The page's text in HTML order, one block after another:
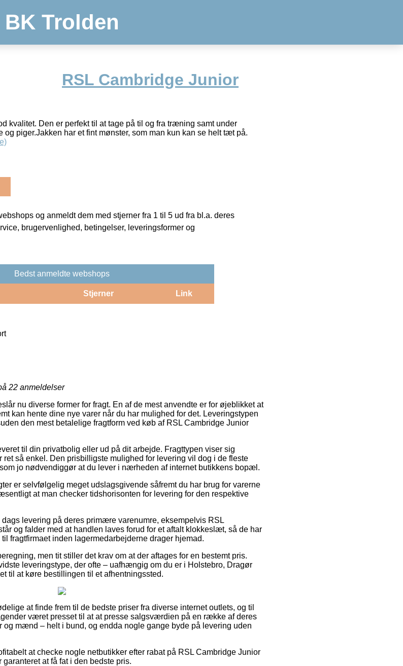
BK Trolden
RSL Cambridge Junior
kvalitet. Den er perfekt til at tage på til og fra træning samt under
piger.Jakken har et fint mønster, som man kun kan se helt tæt på.
og anmeldt dem med stjerner fra 1 til 5 ud fra bl.a. deres
brugervenlighed, betingelser, leveringsformer og
Bedst anmeldte webshops
Stjerner Link
22 anmeldelser
nu diverse former for fragt. En af de mest anvendte er for øjeblikket at
kan hente dine nye varer når du har mulighed for det. Leveringstypen
den mest betalelige fragtform ved køb af RSL Cambridge Junior
til din privatbolig eller ud på dit arbejde. Fragttypen viser sig
så enkel. Den prisbilligste mulighed for levering vil dog i de fleste
jo nødvendiggør at du lever i nærheden af internet butikkens bopæl.
er selvfølgelig meget udslagsgivende såfremt du har brug for varerne
at man checker tidshorisonten for levering for den respektive
levering på deres primære varenumre, eksempelvis RSL
og falder med at handlen laves forud for et aftalt klokkeslæt, så de har
fragtfirmaet inden lagermedarbejderne drager hjemad.
men tit stiller det krav om at der aftages for en bestemt pris.
leveringstype, der ofte – uafhængig om du er i Holstebro, Dragør
til at køre bestillingen til et afhentningssted.
at finde frem til de bedste priser fra diverse internet outlets, og til
været presset til at at presse salgsværdien på en række af deres
mænd – helt i bund, og endda nogle gange byde på levering uden
at checke nogle netbutikker efter rabat på RSL Cambridge Junior
at få fat i den bedste pris.